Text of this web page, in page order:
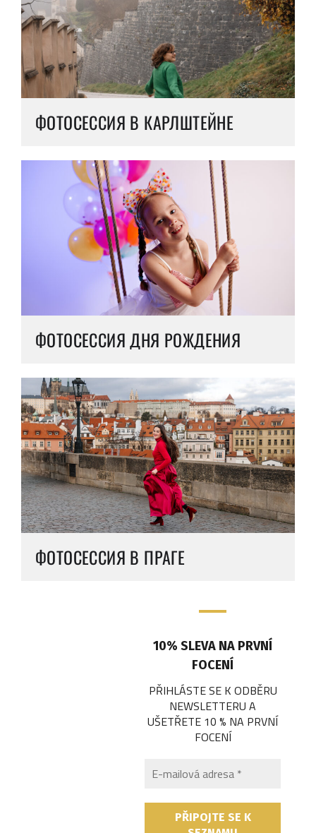
ФОТОСЕССИЯ В КАРЛШТЕЙНЕ
ФОТОСЕССИЯ ДНЯ РОЖДЕНИЯ
ФОТОСЕССИЯ В ПРАГЕ
10% SLEVA NA PRVNÍ
FOCENÍ
PŘIHLÁSTE SE K ODBĚRU
NEWSLETTERU A
UŠETŘETE 10 % NA PRVNÍ
FOCENÍ